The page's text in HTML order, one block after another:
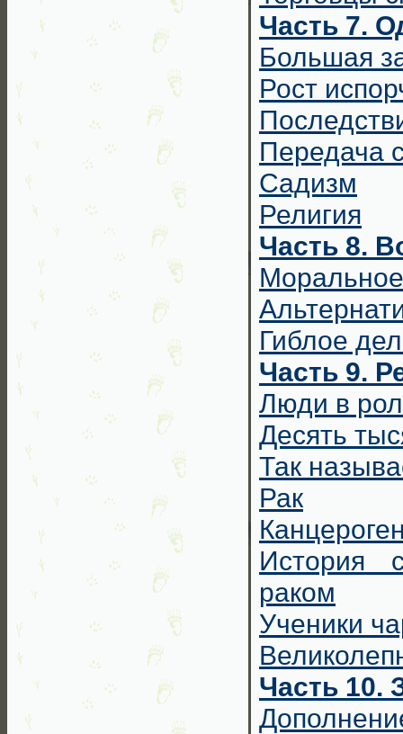
Часть 7.
Большая
Рост
Передача
Садизм
Религия
Часть 8.
Гиблое
Часть 9.
Люди в
Десять
Так
Рак
История
раком
Ученики
Часть 10.